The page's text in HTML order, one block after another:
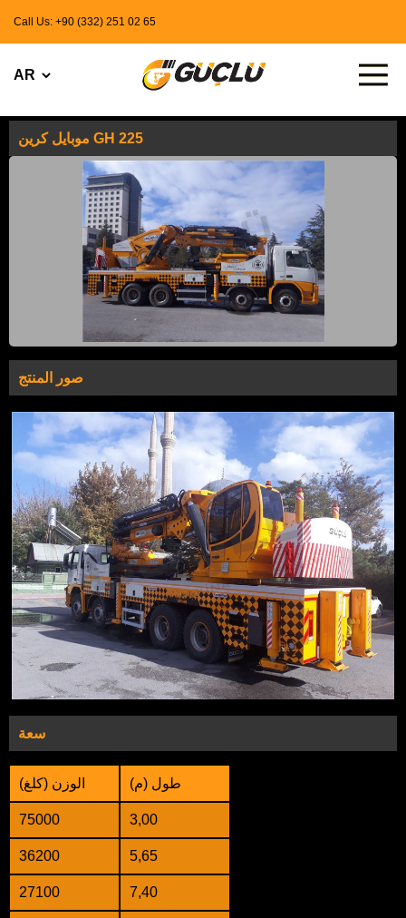
Call Us: +90 (332) 251 02 65
موبايل كرين GH 225
صور المنتج
سعة
الوزن (كلغ) طول (م)
75000 3,00
36200 5,65
27100 7,40